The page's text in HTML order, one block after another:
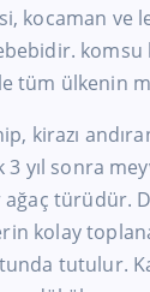
kocaman ve
komsu
tüm ülkenin
kirazı
yıl sonra
türüdür.
kolay
tutulur.